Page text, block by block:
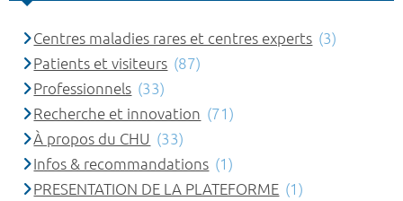
Centres maladies rares et centres experts (3)
Patients et visiteurs (87)
Professionnels (33)
Recherche et innovation (71)
À propos du CHU (33)
Infos & recommandations (1)
PRESENTATION DE LA PLATEFORME (1)